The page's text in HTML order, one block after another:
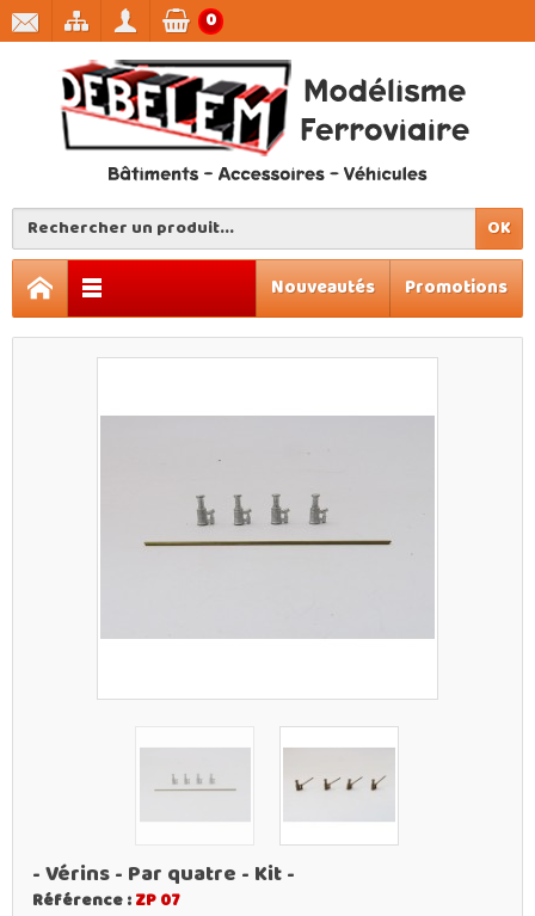
OK
0
Promotions
Nouveautés
- Vérins - Par quatre - Kit -
Référence :ZP 07